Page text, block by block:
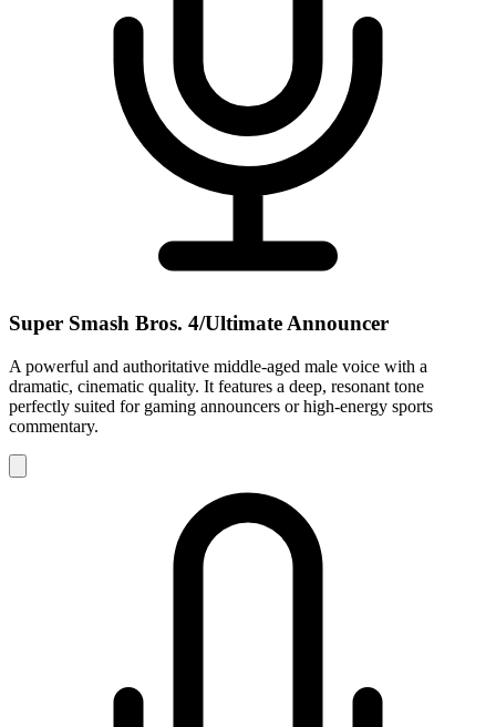
Super Smash Bros. 4/Ultimate Announcer
A powerful and authoritative middle-aged male voice with a
dramatic, cinematic quality. It features a deep, resonant tone
perfectly suited for gaming announcers or high-energy sports
commentary.